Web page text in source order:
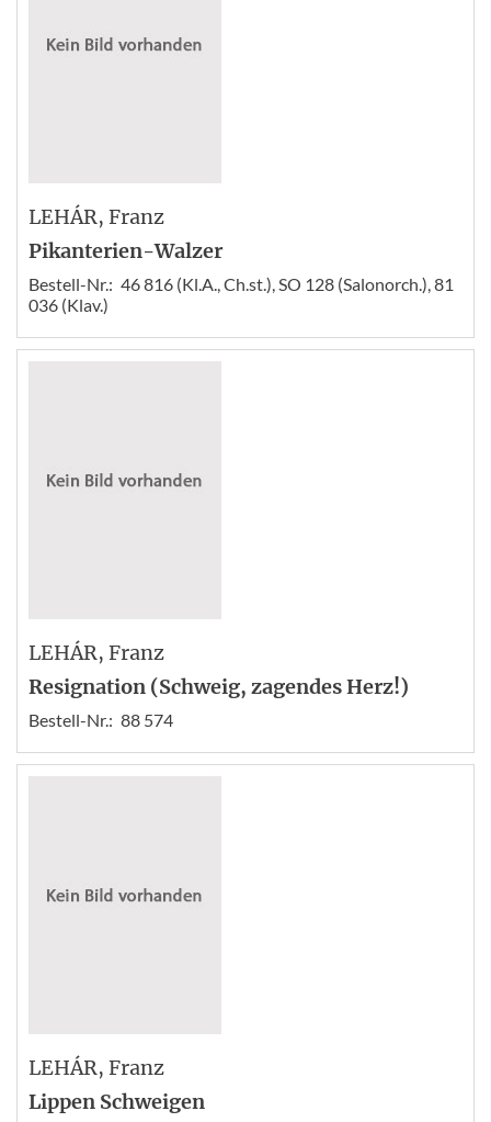
LEHÁR, Franz
Pikanterien-Walzer
Bestell-Nr.: 46 816 (Kl.A., Ch.st.), SO 128 (Salonorch.), 81
036 (Klav.)
LEHÁR, Franz
Resignation (Schweig, zagendes Herz!)
Bestell-Nr.: 88 574
LEHÁR, Franz
Lippen Schweigen